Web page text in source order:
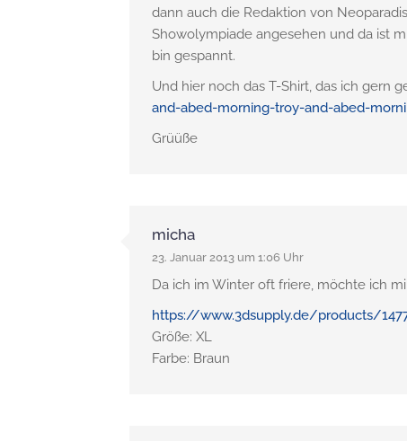
dann auch die Redaktion von
Showolympiade angesehen und da ist
bin gespannt.
Und hier noch das T-Shirt, das ich gern
and-abed-morning-troy-and-abed-
Grüüße
micha
23. Januar 2013 um 1:06 Uhr
Da ich im Winter oft friere, möchte ich
https://www.3dsupply.de/products/
Größe: XL
Farbe: Braun